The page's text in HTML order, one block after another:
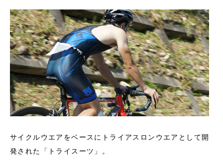
サイクルウエアをベースにトライアスロンウエアとして開
発された「トライスーツ」。